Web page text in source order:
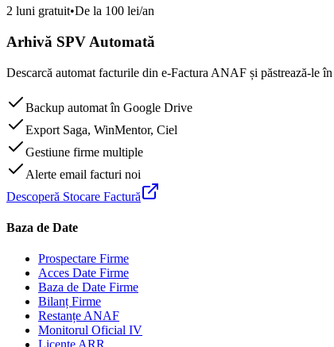
2 luni gratuit•De la 100 lei/an
Arhivă SPV Automată
Descarcă automat facturile din e-Factura ANAF și păstrează-le
Backup automat în Google Drive
Export Saga, WinMentor, Ciel
Gestiune firme multiple
Alerte email facturi noi
Descoperă Stocare Factură
Baza de Date
Prospectare Firme
Acces Date Firme
Baza de Date Firme
Bilanț Firme
Restanțe ANAF
Monitorul Oficial IV